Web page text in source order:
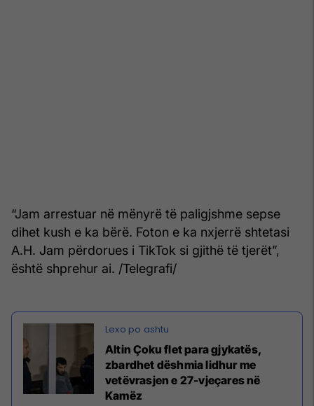
“Jam arrestuar në mënyrë të paligjshme sepse
dihet kush e ka bërë. Foton e ka nxjerrë shtetasi
A.H. Jam përdorues i TikTok si gjithë të tjerët”,
është shprehur ai. /Telegrafi/
Altin Çoku flet para gjykatës,
zbardhet dëshmia lidhur me
vetëvrasjen e 27-vjeçares në
Kamëz